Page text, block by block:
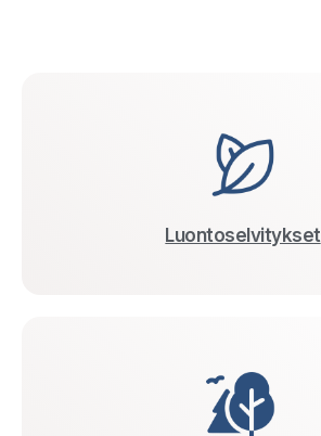
Luontoselvitykset